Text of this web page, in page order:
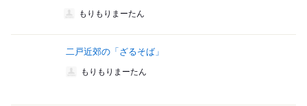
もりもりまーたん
二戸近郊の「ざるそば」
もりもりまーたん